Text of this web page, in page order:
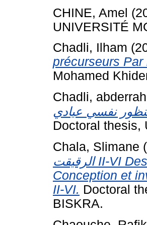
CHINE, Amel
UNIVERSITÉ
Chadli, Ilham
précurseurs
Mohamed
Chadli,
Doctoral thesis,
Chala, Slimane
الرقيقت II-VI Design and investigate of II-VI thin film solar cells
Conception et
II-VI. Doctoral
BISKRA.